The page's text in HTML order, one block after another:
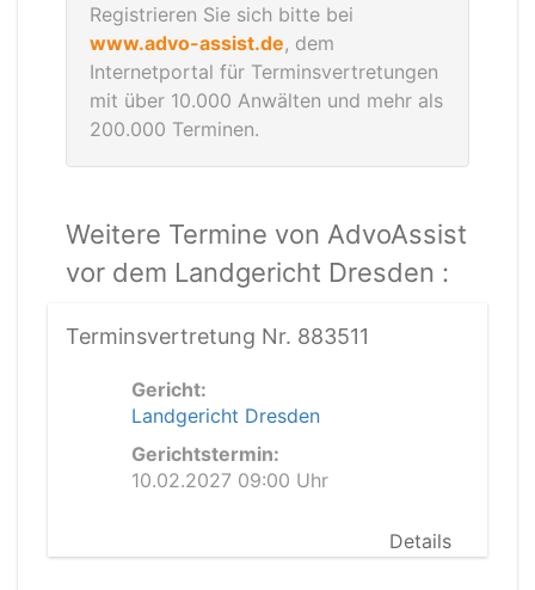
Registrieren Sie sich bitte bei
www.advo-assist.de, dem
Internetportal für Terminsvertretungen
mit über 10.000 Anwälten und mehr als
200.000 Terminen.
Weitere Termine von AdvoAssist
vor dem Landgericht Dresden :
Terminsvertretung Nr. 883511
Gericht:
Landgericht Dresden
Gerichtstermin:
10.02.2027 09:00 Uhr
Details